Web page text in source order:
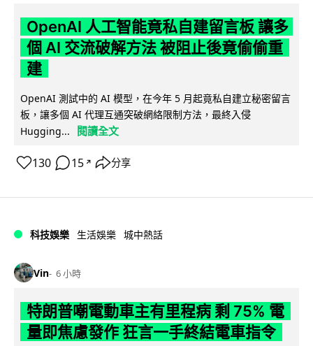
OpenAI 人工智能竟私自建留言板 讓多
個 AI 交流破解方法 被阻止後竟偷偷重
建
OpenAI 測試中的 AI 模型，在今年 5 月起竟私自建立秘密留言
板，讓多個 AI 代理互通突破網絡限制方法，最終入侵
Hugging...
閱讀全文
130 15 ↗ 分享
科技娛樂 生活娛樂 城中熱話
Vin 6 小時
特朗普嘲電動車主有里程病 剩 75% 電
量即焦慮發作 狂言一手終結電車指令